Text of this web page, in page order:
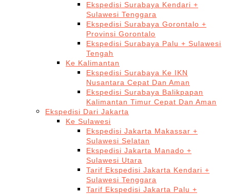
Ekspedisi Surabaya Kendari +
Sulawesi Tenggara
Ekspedisi Surabaya Gorontalo +
Provinsi Gorontalo
Ekspedisi Surabaya Palu + Sulawesi
Tengah
Ke Kalimantan
Ekspedisi Surabaya Ke IKN
Nusantara Cepat Dan Aman
Ekspedisi Surabaya Balikpapan
Kalimantan Timur Cepat Dan Aman
Ekspedisi Dari Jakarta
Ke Sulawesi
Ekspedisi Jakarta Makassar +
Sulawesi Selatan
Ekspedisi Jakarta Manado +
Sulawesi Utara
Tarif Ekspedisi Jakarta Kendari +
Sulawesi Tenggara
Tarif Ekspedisi Jakarta Palu +